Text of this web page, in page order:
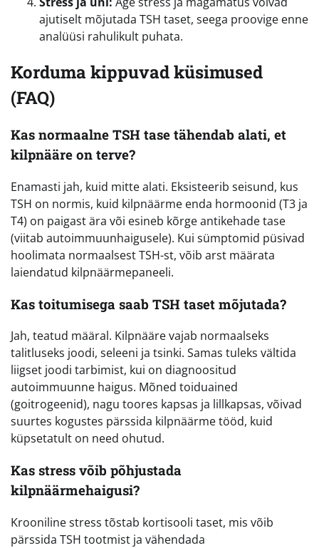
ajutiselt mõjutada TSH taset, seega proovige enne
analüüsi rahulikult puhata.
Korduma kippuvad küsimused
(FAQ)
Kas normaalne TSH tase tähendab alati, et
kilpnääre on terve?
Enamasti jah, kuid mitte alati. Eksisteerib seisund, kus
TSH on normis, kuid kilpnäärme enda hormoonid (T3 ja
T4) on paigast ära või esineb kõrge antikehade tase
(viitab autoimmuunhaigusele). Kui sümptomid püsivad
hoolimata normaalsest TSH-st, võib arst määrata
laiendatud kilpnäärmepaneeli.
Kas toitumisega saab TSH taset mõjutada?
Jah, teatud määral. Kilpnääre vajab normaalseks
talitluseks joodi, seleeni ja tsinki. Samas tuleks vältida
liigset joodi tarbimist, kui on diagnoositud
autoimmuunne haigus. Mõned toiduained
(goitrogeenid), nagu toores kapsas ja lillkapsas, võivad
suurtes kogustes pärssida kilpnäärme tööd, kuid
küpsetatult on need ohutud.
Kas stress võib põhjustada
kilpnäärmehaigusi?
Krooniline stress tõstab kortisooli taset, mis võib
pärssida TSH tootmist ja vähendada